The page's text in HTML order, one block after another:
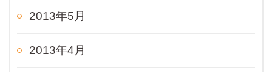
2013年5月
2013年4月